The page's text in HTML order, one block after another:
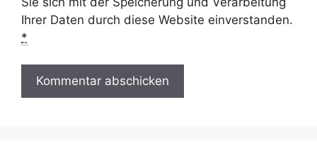
Ihrer Daten durch diese Website einverstanden.
*